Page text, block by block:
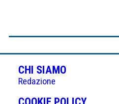
CHI SIAMO
Redazione
COOKIE POLICY(APRE